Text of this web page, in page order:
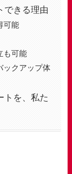
できる理由
可能
も可能
ックアップ体
を、私た